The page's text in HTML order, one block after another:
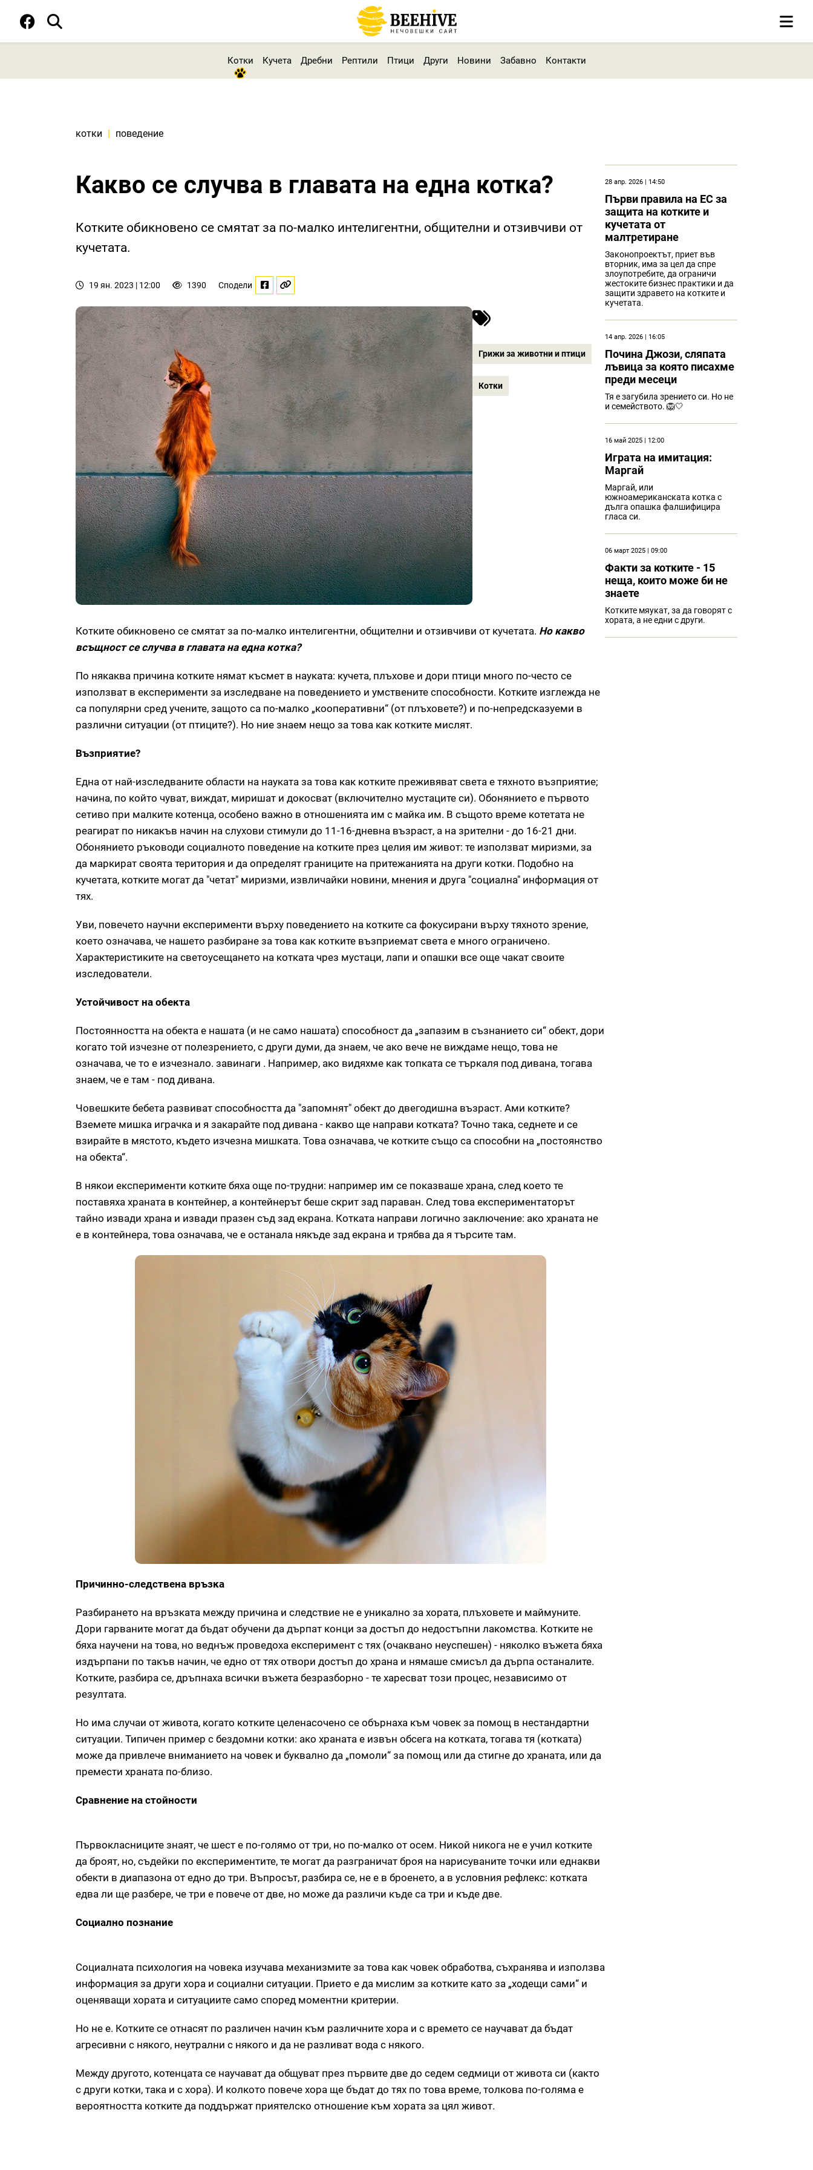
Котки Кучета Дребни Рептили Птици Други Новини Забавно Контакти
котки | поведение
Какво се случва в главата на една котка?
Котките обикновено се смятат за по-малко интелигентни, общителни и отзивчиви от
кучетата.
19 ян. 2023 | 12:00 1390 Сподели
Грижи за животни и птици
Котки
Котките обикновено се смятат за по-малко интелигентни, общителни и отзивчиви от кучетата. Но какво
всъщност се случва в главата на една котка?
По някаква причина котките нямат късмет в науката: кучета, плъхове и дори птици много по-често се
използват в експерименти за изследване на поведението и умствените способности. Котките изглежда не
са популярни сред учените, защото са по-малко „кооперативни“ (от плъховете?) и по-непредсказуеми в
различни ситуации (от птиците?). Но ние знаем нещо за това как котките мислят.
Възприятие?
Една от най-изследваните области на науката за това как котките преживяват света е тяхното възприятие;
начина, по който чуват, виждат, миришат и докосват (включително мустаците си). Обонянието е първото
сетиво при малките котенца, особено важно в отношенията им с майка им. В същото време котетата не
реагират по никакъв начин на слухови стимули до 11-16-дневна възраст, а на зрителни - до 16-21 дни.
Обонянието ръководи социалното поведение на котките през целия им живот: те използват миризми, за
да маркират своята територия и да определят границите на притежанията на други котки. Подобно на
кучетата, котките могат да "четат" миризми, извличайки новини, мнения и друга "социална" информация от
тях.
Уви, повечето научни експерименти върху поведението на котките са фокусирани върху тяхното зрение,
което означава, че нашето разбиране за това как котките възприемат света е много ограничено.
Характеристиките на светоусещането на котката чрез мустаци, лапи и опашки все още чакат своите
изследователи.
Устойчивост на обекта
Постоянността на обекта е нашата (и не само нашата) способност да „запазим в съзнанието си“ обект, дори
когато той изчезне от полезрението, с други думи, да знаем, че ако вече не виждаме нещо, това не
означава, че то е изчезнало. завинаги . Например, ако видяхме как топката се търкаля под дивана, тогава
знаем, че е там - под дивана.
Човешките бебета развиват способността да "запомнят" обект до двегодишна възраст. Ами котките?
Вземете мишка играчка и я закарайте под дивана - какво ще направи котката? Точно така, седнете и се
взирайте в мястото, където изчезна мишката. Това означава, че котките също са способни на „постоянство
на обекта“.
В някои експерименти котките бяха още по-трудни: например им се показваше храна, след което те
поставяха храната в контейнер, а контейнерът беше скрит зад параван. След това експериментаторът
тайно извади храна и извади празен съд зад екрана. Котката направи логично заключение: ако храната не
е в контейнера, това означава, че е останала някъде зад екрана и трябва да я търсите там.
Причинно-следствена връзка
Разбирането на връзката между причина и следствие не е уникално за хората, плъховете и маймуните.
Дори гарваните могат да бъдат обучени да дърпат конци за достъп до недостъпни лакомства. Котките не
бяха научени на това, но веднъж проведоха експеримент с тях (очаквано неуспешен) - няколко въжета бяха
издърпани по такъв начин, че едно от тях отвори достъп до храна и нямаше смисъл да дърпа останалите.
Котките, разбира се, дръпнаха всички въжета безразборно - те харесват този процес, независимо от
резултата.
Но има случаи от живота, когато котките целенасочено се обърнаха към човек за помощ в нестандартни
ситуации. Типичен пример с бездомни котки: ако храната е извън обсега на котката, тогава тя (котката)
може да привлече вниманието на човек и буквално да „помоли“ за помощ или да стигне до храната, или да
премести храната по-близо.
Сравнение на стойности
Първокласниците знаят, че шест е по-голямо от три, но по-малко от осем. Никой никога не е учил котките
да броят, но, съдейки по експериментите, те могат да разграничат броя на нарисуваните точки или еднакви
обекти в диапазона от едно до три. Въпросът, разбира се, не е в броенето, а в условния рефлекс: котката
едва ли ще разбере, че три е повече от две, но може да различи къде са три и къде две.
Социално познание
Социалната психология на човека изучава механизмите за това как човек обработва, съхранява и използва
информация за други хора и социални ситуации. Прието е да мислим за котките като за „ходещи сами“ и
оценяващи хората и ситуациите само според моментни критерии.
Но не е. Котките се отнасят по различен начин към различните хора и с времето се научават да бъдат
агресивни с някого, неутрални с някого и да не разливат вода с някого.
Между другото, котенцата се научават да общуват през първите две до седем седмици от живота си (както
с други котки, така и с хора). И колкото повече хора ще бъдат до тях по това време, толкова по-голяма е
вероятността котките да поддържат приятелско отношение към хората за цял живот.
28 апр. 2026 | 14:50
Първи правила на ЕС за
защита на котките и
кучетата от
малтретиране
Законопроектът, приет във
вторник, има за цел да спре
злоупотребите, да ограничи
жестоките бизнес практики и да
защити здравето на котките и
кучетата.
14 апр. 2026 | 16:05
Почина Джози, сляпата
лъвица за която писахме
преди месеци
Тя е загубила зрението си. Но не
и семейството. 🦁🤍
16 май 2025 | 12:00
Играта на имитация:
Маргай
Mаргай, или
южноамериканската котка с
дълга опашка фалшифицира
гласа си.
06 март 2025 | 09:00
Факти за котките - 15
неща, които може би не
знаете
Котките мяукат, за да говорят с
хората, а не едни с други.